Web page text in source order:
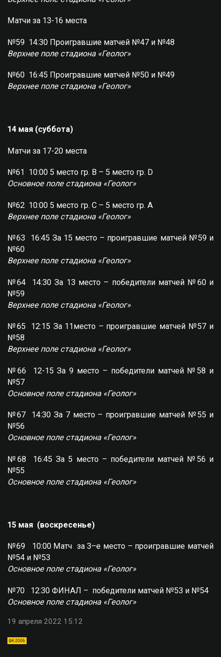
Матчи за 13-16 места
№59 14:30 Проигравшие матчей №47 и №48
Верхнее поле стадиона «Геолог»
№60 16:45 Проигравшие матчей №50 и №49
Верхнее поле стадиона «Геолог»
14 мая (суббота)
Матчи за 17-20 места
№61 10:00 5 место гр. В – 5 место гр. D
Основное поле стадиона «Геолог»
№62 10:00 5 место гр. С – 5 место гр. А
Верхнее поле стадиона «Геолог»
№63 16:45 За 15 место – проигравшие матчей №59 и
№60
Верхнее поле стадиона «Геолог»
№64 14:30 За 13 место – победители матчей №60 и
№59
Верхнее поле стадиона «Геолог»
№65 12:15 За 11место – проигравшие матчей №57 и
№58
Верхнее поле стадиона «Геолог»
№66 12-15 За 9 место – победители матчей №58 и
№57
Основное поле стадиона «Геолог»
№67 14:30 За 7 место – проигравшие матчей №55 и
№56
Основное поле стадиона «Геолог»
№68 16:45 За 5 место – победители матчей №56 и
№55
Основное поле стадиона «Геолог»
15 мая (воскресенье)
№69 10:00 Матч за 3–е место – проигравшие матчей
№54 и №53
Основное поле стадиона «Геолог»
№70 12:30 ФИНАЛ – победители матчей №53 и №54
Основное поле стадиона «Геолог»
19 апреля 2022 15:12
ФК-2006